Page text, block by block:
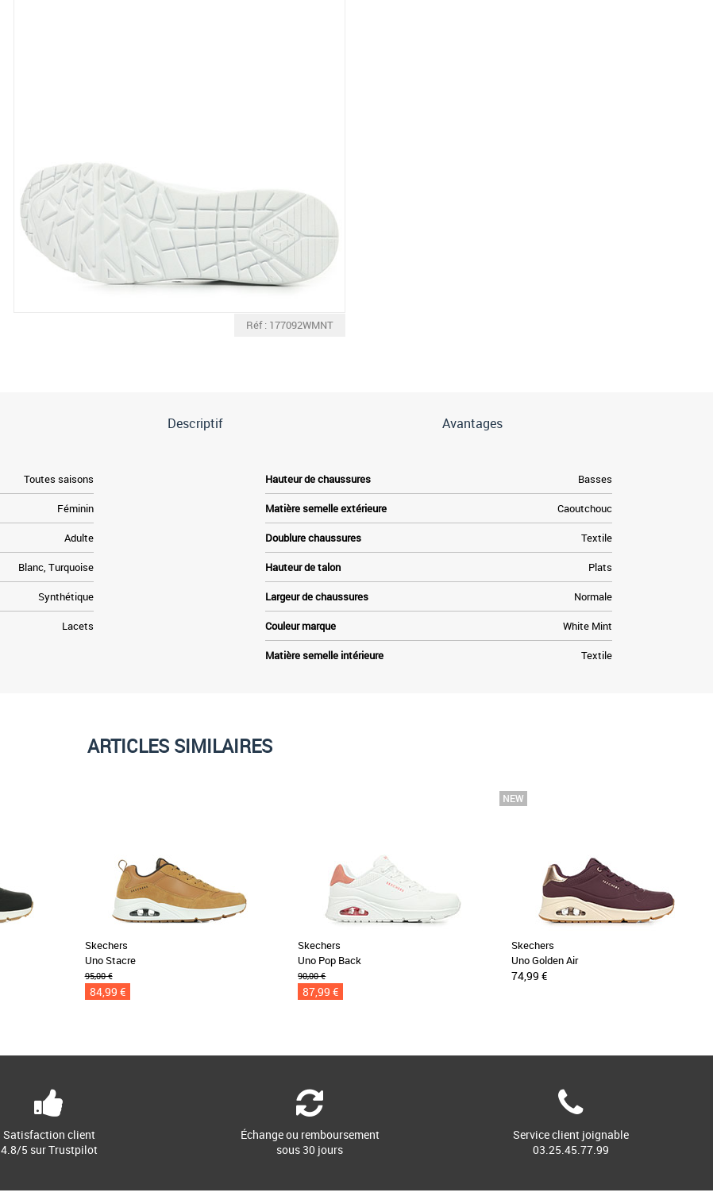
Réf : 177092WMNT
Descriptif Avantages
Toutes saisons
Féminin
Adulte
Blanc, Turquoise
Synthétique
Lacets
Hauteur de chaussures Basses
Matière semelle extérieure Caoutchouc
Doublure chaussures Textile
Hauteur de talon Plats
Largeur de chaussures Normale
Couleur marque White Mint
Matière semelle intérieure Textile
ARTICLES SIMILAIRES
Skechers
Uno Stacre
95,00 €
84,99 €
Skechers
Uno Pop Back
90,00 €
87,99 €
Skechers
Uno Golden Air
74,99 €
Satisfaction client
4.8/5 sur Trustpilot
Échange ou remboursement
sous 30 jours
Service client joignable
03.25.45.77.99